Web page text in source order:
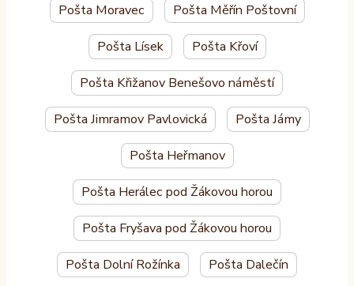
Pošta Moravec Pošta Měřín Poštovní
Pošta Lísek Pošta Křoví
Pošta Křižanov Benešovo náměstí
Pošta Jimramov Pavlovická Pošta Jámy
Pošta Heřmanov
Pošta Herálec pod Žákovou horou
Pošta Fryšava pod Žákovou horou
Pošta Dolní Rožínka Pošta Dalečín